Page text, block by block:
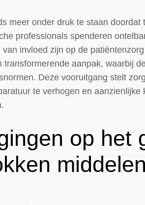
meer onder druk te staan
professionals spenderen
invloed zijn op de
transformerende aanpak, waarbij
Deze vooruitgang stelt
te verhogen en
op het